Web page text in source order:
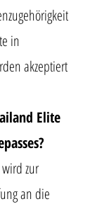
in
akzeptiert
Elite
zur
an die